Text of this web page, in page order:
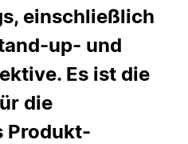
einschließlich
up- und
Es ist die
die
Produkt-